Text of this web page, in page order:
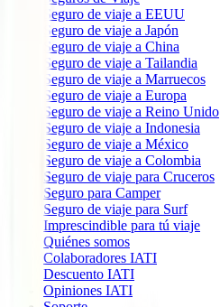
Seguro de viaje a EEUU
Seguro de viaje a Japón
Seguro de viaje a China
Seguro de viaje a Tailandia
Seguro de viaje a Marruecos
Seguro de viaje a Europa
Seguro de viaje a Reino Unido
Seguro de viaje a Indonesia
Seguro de viaje a México
Seguro de viaje a Colombia
Seguro de viaje para Cruceros
Seguro para Camper
Seguro de viaje para Surf
Imprescindible para tú viaje
Quiénes somos
Colaboradores IATI
Descuento IATI
Opiniones IATI